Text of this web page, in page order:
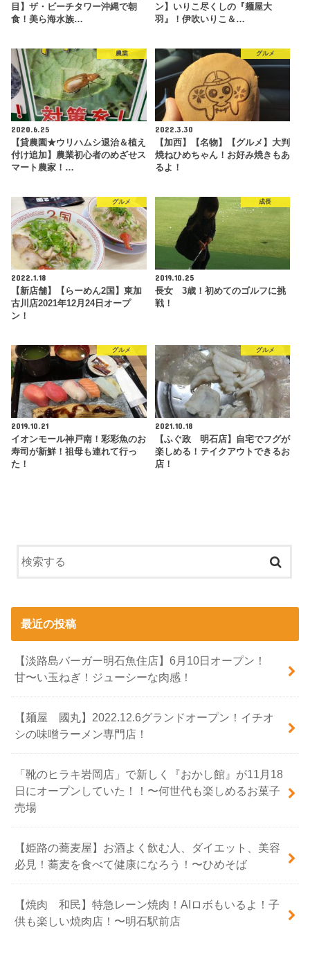
目】ザ・ビーチタワー沖縄で朝
食！美ら海水族…
ン】いりこ尽くしの『麺屋大
羽』！伊吹いりこ＆…
農業
2020.6.25
【貸農園★ウリハムシ退治＆植え
付け追加】農業初心者のめざせス
マート農家！…
グルメ
2022.3.30
【加西】【名物】【グルメ】大判
焼ねひめちゃん！お好み焼きもあ
るよ！
グルメ
2022.1.18
【新店舗】【らーめん2国】東加
古川店2021年12月24日オープ
ン！
成長
2019.10.25
長女 3歳！初めてのゴルフに挑
戦！
グルメ
2019.10.21
イオンモール神戸南！彩彩魚のお
寿司が新鮮！祖母も連れて行っ
た！
グルメ
2021.10.18
【ふぐ政 明石店】自宅でフグが
楽しめる！テイクアウトできるお
店！
最近の投稿
【淡路島バーガー明石魚住店】6月10日オープン！
甘〜い玉ねぎ！ジューシーな肉感！
【麺屋 國丸】2022.12.6グランドオープン！イチオ
シの味噌ラーメン専門店！
「靴のヒラキ岩岡店」で新しく『おかし館』が11月18
日にオープンしていた！！〜何世代も楽しめるお菓子
売場
【姫路の蕎麦屋】お酒よく飲む人、ダイエット、美容
必見！蕎麦を食べて健康になろう！〜ひめそば
【焼肉 和民】特急レーン焼肉！AIロボもいるよ！子
供も楽しい焼肉店！〜明石駅前店